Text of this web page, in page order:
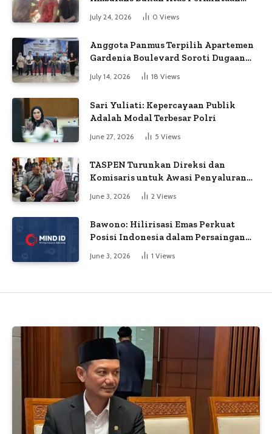
July 24, 2026 0 Views
Anggota Panmus Terpilih Apartemen
Gardenia Boulevard Soroti Dugaan
Kejanggalan Voting
July 14, 2026 18 Views
Sari Yuliati: Kepercayaan Publik
Adalah Modal Terbesar Polri
June 27, 2026 5 Views
TASPEN Turunkan Direksi dan
Komisaris untuk Awasi Penyaluran
June 3, 2026 2 Views
Bawono: Hilirisasi Emas Perkuat
Posisi Indonesia dalam Persaingan
Industri Global
June 3, 2026 1 Views